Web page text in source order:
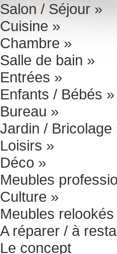
Salon / Séjour »
Cuisine »
Chambre »
Salle de bain »
Entrées »
Enfants / Bébés »
Bureau »
Jardin / Bricolage
Loisirs »
Déco »
Meubles
Culture »
Meubles relookés
A réparer / à
Le concept